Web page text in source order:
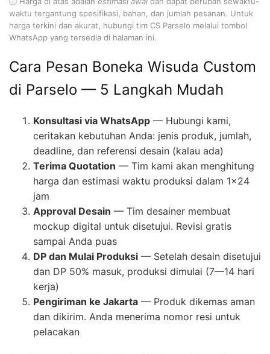
waktu tergantung spesifikasi, bahan, dan jumlah pesanan. Untuk
harga terkini dan akurat, hubungi tim CS Parselo melalui tombol
WhatsApp yang tersedia di halaman ini.
Cara Pesan Boneka Wisuda Custom
di Parselo — 5 Langkah Mudah
Konsultasi via WhatsApp — Hubungi kami,
ceritakan kebutuhan Anda: jenis produk, jumlah,
deadline, dan referensi desain (kalau ada)
Terima Quotation — Tim kami akan menghitung
harga dan estimasi waktu produksi dalam 1×24
jam
Approval Desain — Tim desainer membuat
mockup digital untuk disetujui. Revisi gratis
sampai Anda puas
DP dan Mulai Produksi — Setelah desain disetujui
dan DP 50% masuk, produksi dimulai (7—14 hari
kerja)
Pengiriman ke Jakarta — Produk dikemas aman
dan dikirim. Anda menerima nomor resi untuk
pelacakan